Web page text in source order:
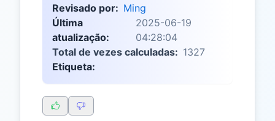
Revisado por: Ming
Última
atualização:
2025-06-19
04:28:04
Total de vezes calculadas: 1327
Etiqueta: